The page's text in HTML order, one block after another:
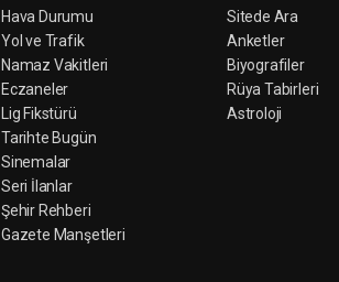
Hava Durumu
Yol ve Trafik
Namaz Vakitleri
Eczaneler
Lig Fikstürü
Tarihte Bugün
Sinemalar
Seri İlanlar
Şehir Rehberi
Gazete Manşetleri
Sitede Ara
Anketler
Biyografiler
Rüya Tabirleri
Astroloji